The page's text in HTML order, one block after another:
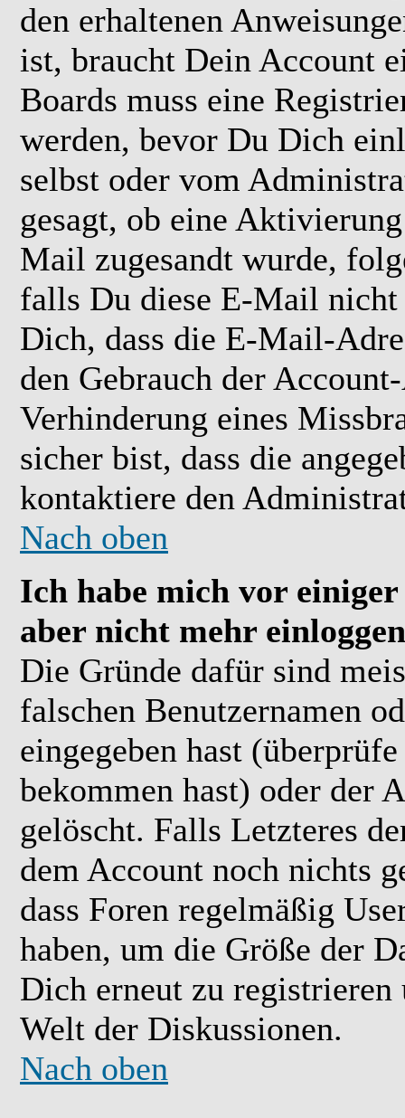
den erhaltenen
ist, braucht Dein Account
Boards muss eine
werden, bevor Du Dich
selbst oder vom
gesagt, ob eine
Mail zugesandt wurde,
falls Du diese E-Mail nicht
Dich, dass die E-Mail-
den Gebrauch der
Verhinderung eines
sicher bist, dass die
kontaktiere den
Nach oben
Ich habe mich vor
aber nicht mehr
Die Gründe dafür sind
falschen Benutzernamen
eingegeben hast
bekommen hast) oder der
gelöscht. Falls Letzteres
dem Account noch nichts
dass Foren regelmäßig
haben, um die Größe der
Dich erneut zu
Welt der Diskussionen.
Nach oben